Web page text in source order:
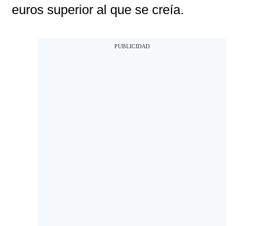
euros superior al que se creía.